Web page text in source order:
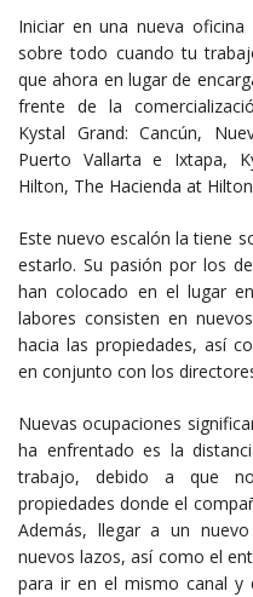
Iniciar en una nueva oficina
sobre todo cuando tu
que ahora en lugar de
frente de la
Kystal Grand: Cancún,
Puerto Vallarta e Ixtapa,
Hilton, The Hacienda at
Este nuevo escalón la tiene
estarlo. Su pasión por los
han colocado en el lugar
labores consisten en
hacia las propiedades, así
en conjunto con los
Nuevas ocupaciones
ha enfrentado es la
trabajo, debido a que
propiedades donde el
Además, llegar a un
nuevos lazos, así como el
para ir en el mismo canal y